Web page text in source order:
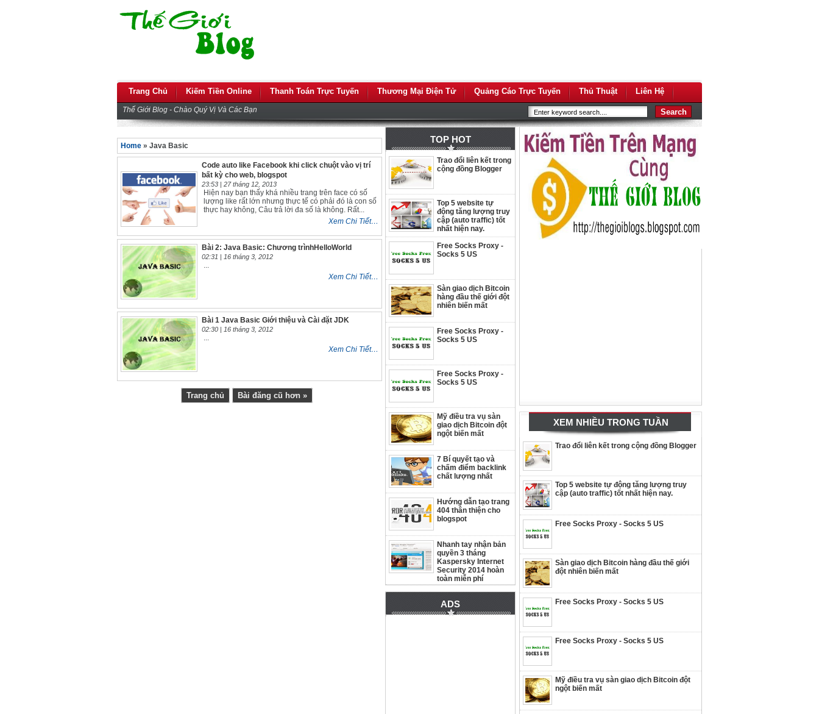
Trang Chủ Kiếm Tiền Online Thanh Toán Trực Tuyến Thương Mại Điện Tử Quảng Cáo Trực Tuyến Thủ Thuật Liên Hệ
Thế Giới Blog - Chào Quý Vị Và Các Bạn
XEM NHIỀU TRONG TUẦN
Trao đổi liên kết trong cộng đồng Blogger
Top 5 website tự động tăng lượng truy
cập (auto traffic) tốt nhất hiện nay.
Free Socks Proxy - Socks 5 US
Sàn giao dịch Bitcoin hàng đầu thế giới
đột nhiên biến mất
Free Socks Proxy - Socks 5 US
Free Socks Proxy - Socks 5 US
Mỹ điều tra vụ sàn giao dịch Bitcoin đột
ngột biến mất
Home » Java Basic
Code auto like Facebook khi click chuột vào vị trí
bất kỳ cho web, blogspot
23:53 | 27 tháng 12, 2013
Hiện nay bạn thấy khá nhiều trang trên face có số
lượng like rất lớn nhưng thực tế có phải đó là con số
thực hay không, Câu trả lời đa số là không. Rất...
Xem Chi Tiết…
Bài 2: Java Basic: Chương trìnhHelloWorld
02:31 | 16 tháng 3, 2012
...
Xem Chi Tiết…
Bài 1 Java Basic Giới thiệu và Cài đặt JDK
02:30 | 16 tháng 3, 2012
...
Xem Chi Tiết…
Trang chủ Bài đăng cũ hơn »
TOP HOT
Trao đổi liên kết trong
cộng đồng Blogger
Top 5 website tự
động tăng lượng truy
cập (auto traffic) tốt
nhất hiện nay.
Free Socks Proxy -
Socks 5 US
Sàn giao dịch Bitcoin
hàng đầu thế giới đột
nhiên biến mất
Free Socks Proxy -
Socks 5 US
Free Socks Proxy -
Socks 5 US
Mỹ điều tra vụ sàn
giao dịch Bitcoin đột
ngột biến mất
7 Bí quyết tạo và
chấm điểm backlink
chất lượng nhất
Hướng dẫn tạo trang
404 thân thiện cho
blogspot
Nhanh tay nhận bản
quyền 3 tháng
Kaspersky Internet
Security 2014 hoàn
toàn miễn phí
ADS